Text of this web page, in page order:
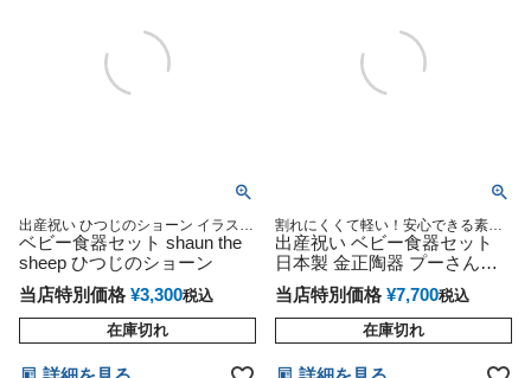
出産祝い ひつじのショーン イラスト
可愛い からふるな 子供用食器
ベビー食器セット shaun the
sheep ひつじのショーン
当店特別価格 ¥3,300税込
在庫切れ
割れにくくて軽い！安心できる素材
にこだわった、幼児用の強化軽量こ
ども食器です☆
出産祝い ベビー食器セット
日本製 金正陶器 プーさん強
化磁器食器セット
当店特別価格 ¥7,700税込
在庫切れ